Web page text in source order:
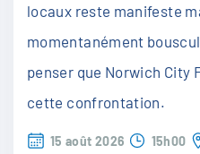
locaux reste manifeste
momentanément
penser que Norwich City
cette confrontation.
15 août 2026 15h00